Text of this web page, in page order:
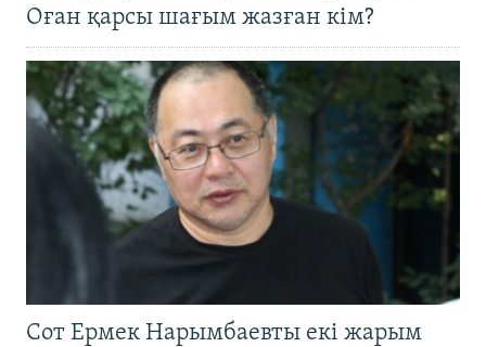
Оған қарсы шағым жазған кім?
Сот Ермек Нарымбаевты екі жарым